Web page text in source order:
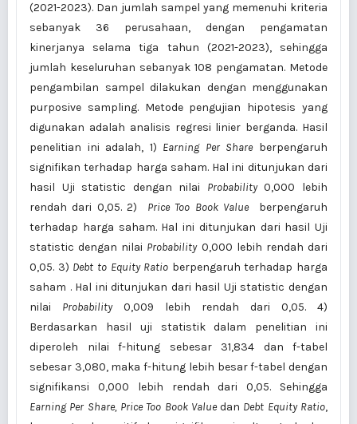
(2021-2023). Dan jumlah sampel yang memenuhi kriteria
sebanyak 36 perusahaan, dengan pengamatan
kinerjanya selama tiga tahun (2021-2023), sehingga
jumlah keseluruhan sebanyak 108 pengamatan. Metode
pengambilan sampel dilakukan dengan menggunakan
purposive sampling. Metode pengujian hipotesis yang
digunakan adalah analisis regresi linier berganda. Hasil
penelitian ini adalah, 1) Earning Per Share berpengaruh
signifikan terhadap harga saham. Hal ini ditunjukan dari
hasil Uji statistic dengan nilai Probability0,000 lebih
rendah dari 0,05. 2) Price Too Book Value berpengaruh
terhadap harga saham. Hal ini ditunjukan dari hasil Uji
statistic dengan nilai Probability0,000 lebih rendah dari
0,05. 3) Debt to Equity Ratio berpengaruh terhadap harga
saham . Hal ini ditunjukan dari hasil Uji statistic dengan
nilai Probability0,009 lebih rendah dari 0,05. 4)
Berdasarkan hasil uji statistik dalam penelitian ini
diperoleh nilai f-hitung sebesar 31,834 dan f-tabel
sebesar 3,080, maka f-hitung lebih besar f-tabel dengan
signifikansi 0,000 lebih rendah dari 0,05. Sehingga
Earning Per Share, Price Too Book Valuedan Debt Equity Ratio,